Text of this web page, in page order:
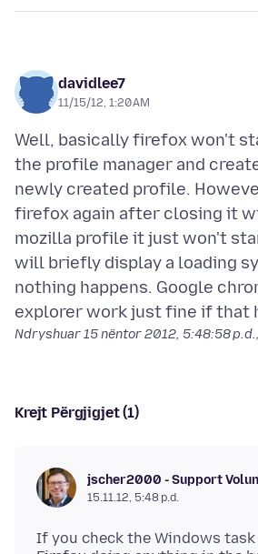
davidlee7
11/15/12, 1:20 AM
Well, basically firefox won't
the profile manager and
newly created profile.
firefox again after closing it
mozilla profile it just won't
will briefly display a loading
nothing happens. Google
Ndryshuar15 nëntor 2012, 5:48:58
Krejt Përgjigjet (1)
jscher2000 - Support
15.11.12, 5:48 p.d.
If you check the Windows task